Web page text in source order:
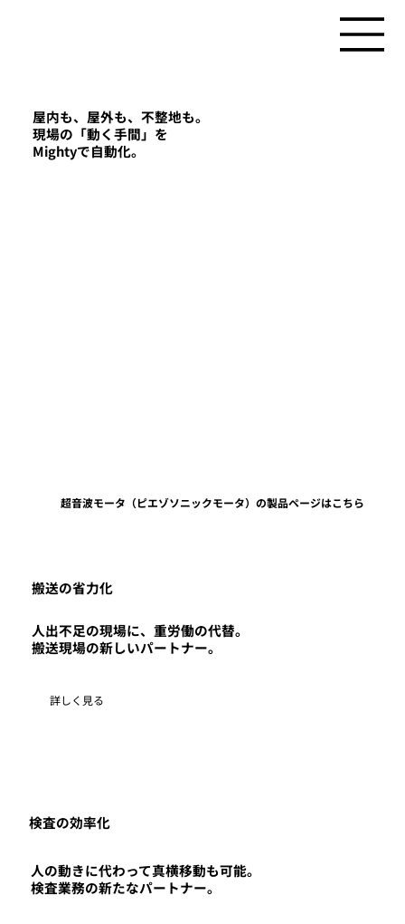
屋内も、屋外も、不整地も。
​現場の「動く手間」を
Mightyで自動化。
​超音波モータ（ピエゾソニックモータ）の製品ページはこちら
搬送の省力化
人出不足の現場に、重労働の代替。
搬送現場の新しいパートナー。
詳しく見る
検査の効率化
人の動きに代わって真横移動も可能。
検査業務の新たなパートナー。